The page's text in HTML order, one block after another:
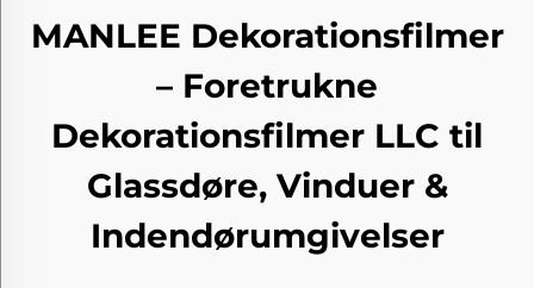
MANLEE Dekorationsfilmer
– Foretrukne
Dekorationsfilmer LLC til
Glassdøre, Vinduer &
Indendørumgivelser